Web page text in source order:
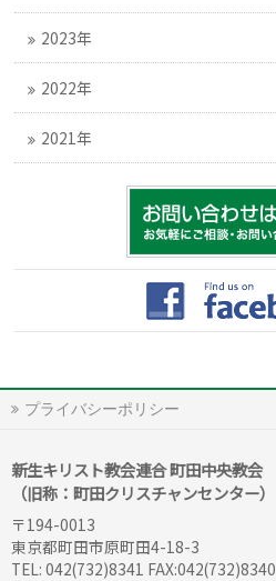
2023年
2022年
2021年
プライバシーポリシー
新生キリスト教会連合 町田中央教会
（旧称：町田クリスチャンセンター）
〒194-0013
東京都町田市原町田4-18-3
TEL: 042(732)8341 FAX:042(732)8340